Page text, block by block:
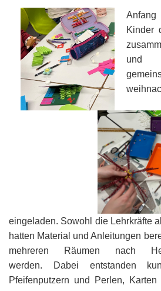
Anfang
Kinder
und
eingeladen. Sowohl die Lehrkräfte
hatten Material und Anleitungen
mehreren Räumen nach
werden.
Dabei entstanden
Pfeifenputzern und Perlen,